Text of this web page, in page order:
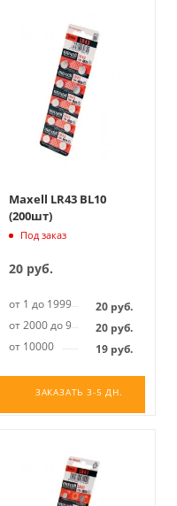
Maxell LR43 BL10
(200шт)
Под заказ
20руб.
от 1 до 1999 20 руб.
от 2000 до 9999
20 руб.
от 10000
19 руб.
ЗАКАЗАТЬ 3-5 ДН.